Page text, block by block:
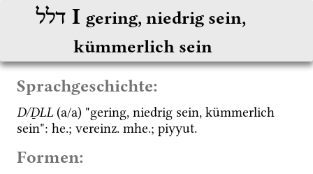
דלל ‎ I gering, niedrig sein,
kümmerlich sein
Sprachgeschichte:
D/ḎLL (a/a) "gering, niedrig sein, kümmerlich
sein": he.; vereinz. mhe.; piyyut.
Formen: